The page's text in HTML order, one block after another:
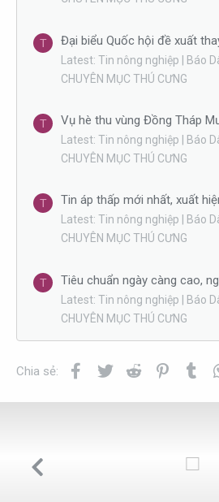
T Đại biểu Quốc hội đề xuất
Latest: Tin nông nghiệp | Báo
CHUYÊN MỤC THÚ CƯNG
T Vụ hè thu vùng Đồng Tháp
Latest: Tin nông nghiệp | Báo
CHUYÊN MỤC THÚ CƯNG
T Tin áp thấp mới nhất, xuất
Latest: Tin nông nghiệp | Báo
CHUYÊN MỤC THÚ CƯNG
T Tiêu chuẩn ngày càng cao,
Latest: Tin nông nghiệp | Báo
CHUYÊN MỤC THÚ CƯNG
Chia sẻ: Facebook
Twitter Reddit